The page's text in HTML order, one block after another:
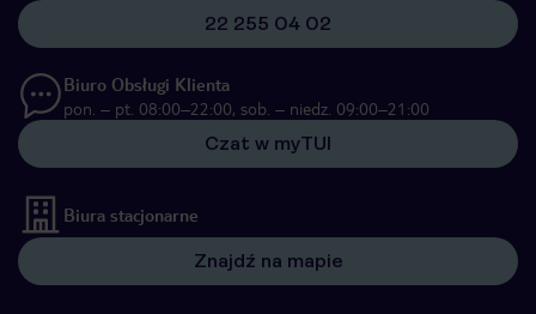
22 255 04 02
Biuro Obsługi Klienta
pon. – pt. 08:00–22:00, sob. – niedz. 09:00–21:00
Czat w myTUI
Biura stacjonarne
Znajdź na mapie